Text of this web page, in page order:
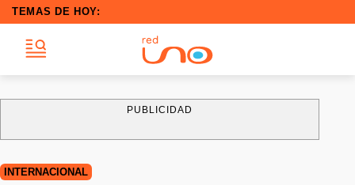
TEMAS DE HOY:
PUBLICIDAD
INTERNACIONAL